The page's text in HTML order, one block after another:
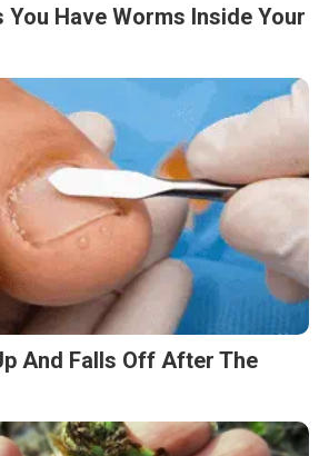
You Have Worms Inside Your
And Falls Off After The